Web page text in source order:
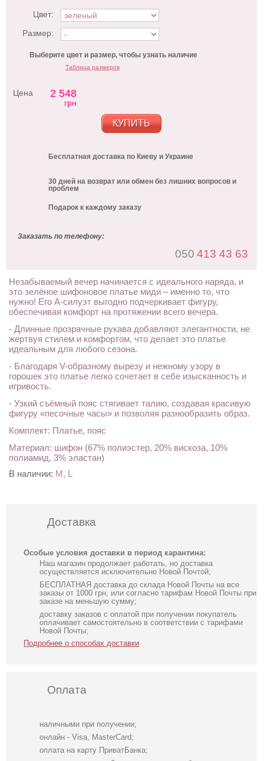
Цвет:
Размер:
Выберите цвет и размер, чтобы узнать наличие
Таблица размеров
Цена 2 548
грн
КУПИТЬ
Бесплатная доставка по Киеву и Украине
30 дней на возврат или обмен без лишних вопросов и
проблем
Подарок к каждому заказу
Заказать по телефону:
050 413 43 63
Незабываемый вечер начинается с идеального наряда, и
это зелёное шифоновое платье миди – именно то, что
нужно! Его А-силуэт выгодно подчеркивает фигуру,
обеспечивая комфорт на протяжении всего вечера.
- Длинные прозрачные рукава добавляют элегантности, не
жертвуя стилем и комфортом, что делает это платье
идеальным для любого сезона.
- Благодаря V-образному вырезу и нежному узору в
горошек это платье легко сочетает в себе изысканность и
игривость.
- Узкий съёмный пояс стягивает талию, создавая красивую
фигуру «песочные часы» и позволяя разнообразить образ.
Комплект: Платье, пояс
Материал: шифон (67% полиэстер, 20% вискоза, 10%
полиамид, 3% эластан)
В наличии: M, L
Доставка
Особые условия доставки в период карантина:
Наш магазин продолжает работать, но доставка
осуществляется исключительно Новой Почтой;
БЕСПЛАТНАЯ доставка до склада Новой Почты на все
заказы от 1000 грн, или согласно тарифам Новой Почты при
заказе на меньшую сумму;
доставку заказов с оплатой при получении покупатель
оплачивает самостоятельно в соответствии с тарифами
Новой Почты;
Подробнее о способах доставки
Оплата
наличными при получении;
онлайн - Visa, MasterCard;
оплата на карту ПриватБанка;